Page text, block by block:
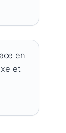
en
et